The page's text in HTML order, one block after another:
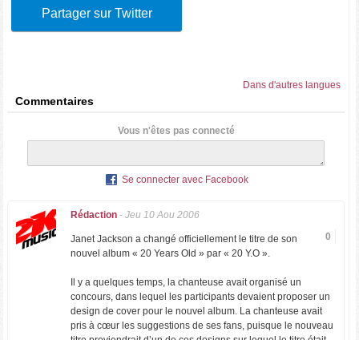
Partager sur Twitter
Dans d'autres langues
Commentaires
Vous n'êtes pas connecté
Se connecter avec Facebook
Rédaction- Jeu 10 Aou 2006
0
Janet Jackson a changé officiellement le titre de son
nouvel album « 20 Years Old » par « 20 Y.O ».
Il y a quelques temps, la chanteuse avait organisé un
concours, dans lequel les participants devaient proposer un
design de cover pour le nouvel album. La chanteuse avait
pris à cœur les suggestions de ses fans, puisque le nouveau